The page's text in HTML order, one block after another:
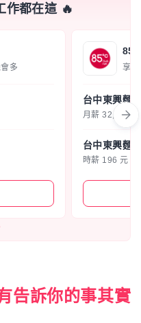
作都在這 🔥
多
85
享
台中東興麵
月薪 32,000
台中東興麵
時薪 196 元
告訴你的事其實